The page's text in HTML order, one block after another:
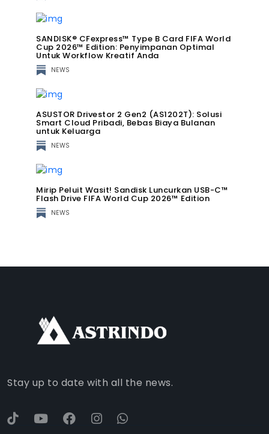
SANDISK® CFexpress™ Type B Card FIFA World
Cup 2026™ Edition: Penyimpanan Optimal
Untuk Workflow Kreatif Anda
NEWS
ASUSTOR Drivestor 2 Gen2 (AS1202T): Solusi
Smart Cloud Pribadi, Bebas Biaya Bulanan
untuk Keluarga
NEWS
Mirip Peluit Wasit! Sandisk Luncurkan USB-C™
Flash Drive FIFA World Cup 2026™ Edition
NEWS
Stay up to date with all the news.
WHATSAPP
YOUTUBE